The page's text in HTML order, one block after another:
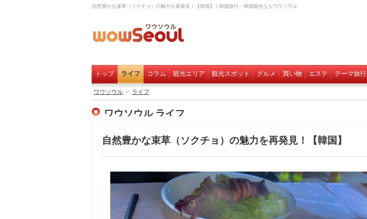
自然豊かな束草（ソクチョ）の魅力を再発見！【韓国】 | 韓国旅行・韓国観光ならワウソウル
トップ ライフ コラム 観光エリア 観光スポット グルメ 買い物 エステ テーマ旅行
ワウソウル ＞ ライフ
ワウソウル ライフ
自然豊かな束草（ソクチョ）の魅力を再発見！【韓国】